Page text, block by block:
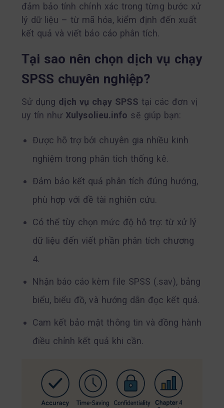
đảm bảo tính chính xác trong từng bước xử
lý dữ liệu – từ mã hóa, kiểm định đến xuất
kết quả và viết báo cáo phân tích.
Tại sao nên chọn dịch vụ chạy
SPSS chuyên nghiệp?
Sử dụng dịch vụ chạy SPSS tại các đơn vị
uy tín như Xulysolieu.info sẽ giúp bạn:
Được hỗ trợ bởi chuyên gia nhiều kinh
nghiệm trong phân tích thống kê.
Đảm bảo kết quả phân tích đúng hướng,
phù hợp với đề tài nghiên cứu.
Có thể tùy chọn mức độ hỗ trợ: từ xử lý
dữ liệu đến viết phần phân tích chương
4.
Nhận báo cáo kèm file SPSS (.sav), bảng
biểu, biểu đồ, và hướng dẫn đọc kết quả.
Cam kết bảo mật thông tin và đồng hành
điều chỉnh kết quả khi cần.